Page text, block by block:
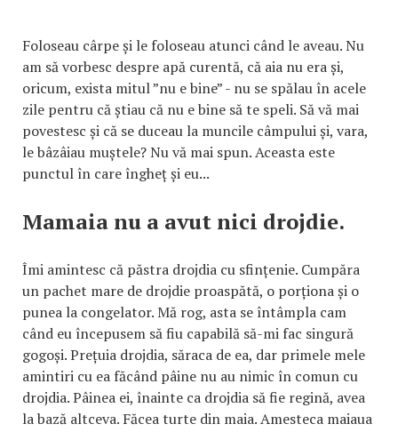
Foloseau cârpe și le foloseau atunci când le aveau. Nu
am să vorbesc despre apă curentă, că aia nu era și,
oricum, exista mitul ”nu e bine” - nu se spălau în acele
zile pentru că știau că nu e bine să te speli. Să vă mai
povestesc și că se duceau la muncile câmpului și, vara,
le bâzâiau muștele? Nu vă mai spun. Aceasta este
punctul în care îngheț și eu...
Mamaia nu a avut nici drojdie.
Îmi amintesc că păstra drojdia cu sfințenie. Cumpăra
un pachet mare de drojdie proaspătă, o porționa și o
punea la congelator. Mă rog, asta se întâmpla cam
când eu începusem să fiu capabilă să-mi fac singură
gogoși. Prețuia drojdia, săraca de ea, dar primele mele
amintiri cu ea făcând pâine nu au nimic în comun cu
drojdia. Pâinea ei, înainte ca drojdia să fie regină, avea
la bază altceva. Făcea turte din maia. Amesteca maiaua